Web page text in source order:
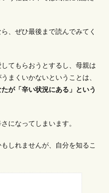
、ぜひ最後まで読んでみてく
てもらおうとするし、母親は
まくいかないということは、
が「辛い状況にある」という
になってしまいます。
しれませんが、自分を知るこ